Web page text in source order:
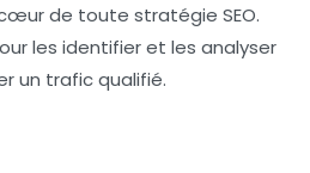
de toute stratégie SEO.
les identifier et les analyser
un trafic qualifié.